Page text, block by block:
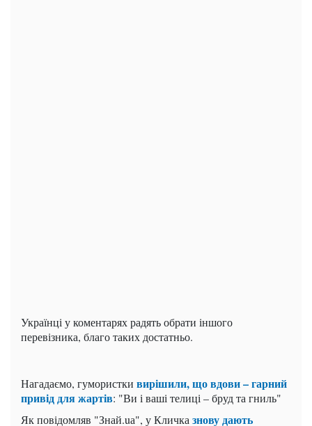
Українці у коментарях радять обрати іншого
перевізника, благо таких достатньо.
Нагадаємо, гумористки вирішили, що вдови – гарний
привід для жартів: "Ви і ваші телиці – бруд та гниль"
Як повідомляв "Знай.uа", у Кличка знову дають